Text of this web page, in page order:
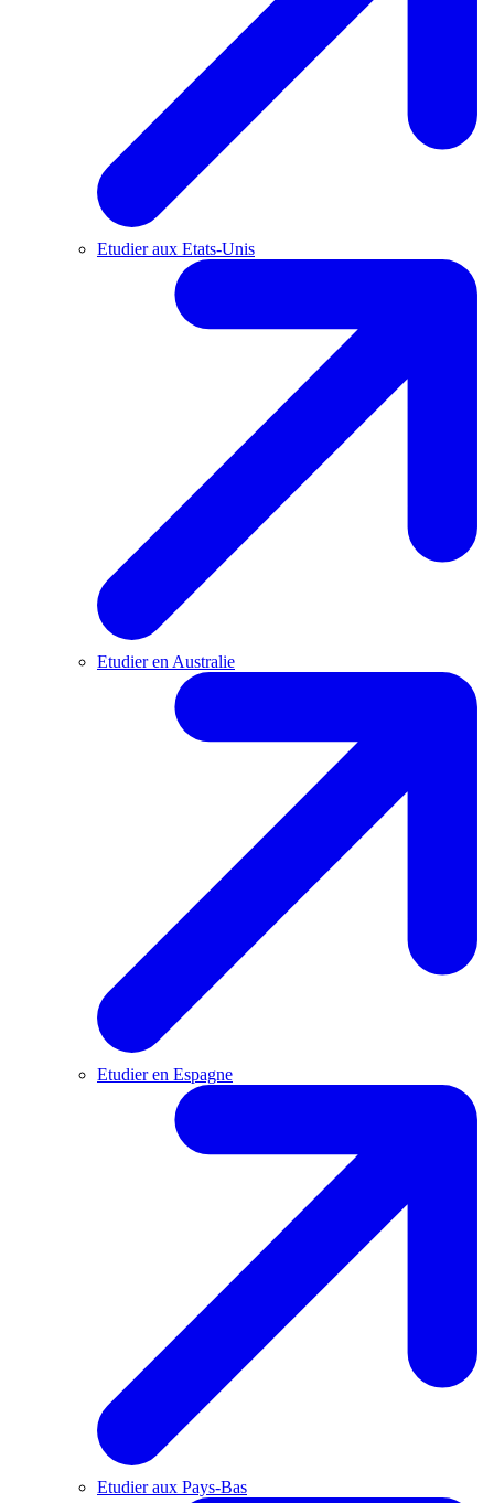
Etudier aux Etats-Unis
Etudier en Australie
Etudier en Espagne
Etudier aux Pays-Bas